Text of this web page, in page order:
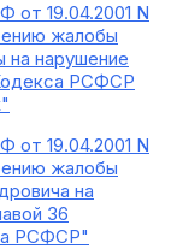
от 19.04.2001 N
жалобы
на нарушение
РСФСР
от 19.04.2001 N
жалобы
на
36
РСФСР"